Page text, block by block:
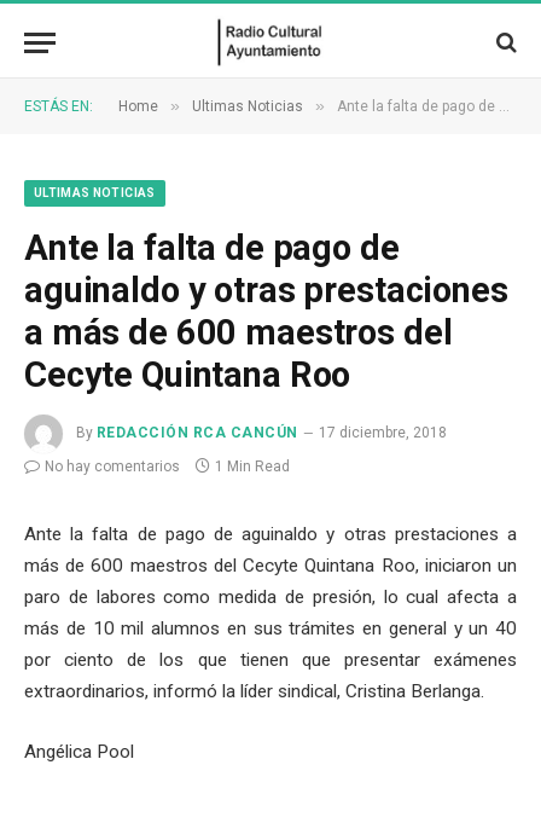
ESTÁS EN: Home » Ultimas Noticias » Ante la falta de pago de aguinaldo y otras prestaciones a más de 600 maestros del Cecyte Quintana Roo
ULTIMAS NOTICIAS
Ante la falta de pago de
aguinaldo y otras prestaciones
a más de 600 maestros del
Cecyte Quintana Roo
By REDACCIÓN RCA CANCÚN
17 diciembre, 2018
No hay comentarios
1 Min Read
Ante la falta de pago de aguinaldo y otras prestaciones a
más de 600 maestros del Cecyte Quintana Roo, iniciaron un
paro de labores como medida de presión, lo cual afecta a
más de 10 mil alumnos en sus trámites en general y un 40
por ciento de los que tienen que presentar exámenes
extraordinarios, informó la líder sindical, Cristina Berlanga.
Angélica Pool